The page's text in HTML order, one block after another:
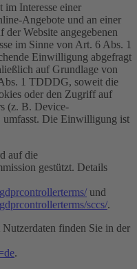
Interesse einer
Angebote und an einer
Website angegebenen
im Sinne von Art. 6 Abs. 1
Einwilligung abgefragt
auf Grundlage von
1 TDDDG, soweit die
oder den Zugriff auf
(z. B. Device-
Die Einwilligung ist
auf die
gestützt. Details
und
sccs/.
finden Sie in der
.